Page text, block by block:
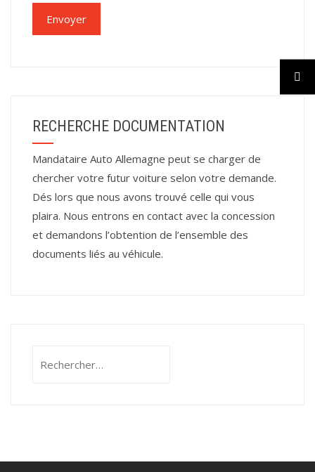
RECHERCHE DOCUMENTATION
Mandataire Auto Allemagne peut se charger de
chercher votre futur voiture selon votre demande.
Dés lors que nous avons trouvé celle qui vous
plaira. Nous entrons en contact avec la concession
et demandons l’obtention de l’ensemble des
documents liés au véhicule.